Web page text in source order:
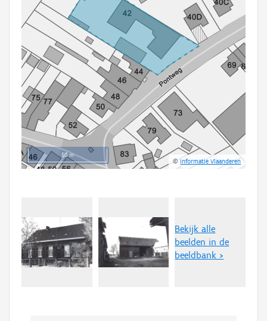
50 m
©Informatie Vlaanderen
Bekijk alle
beelden in de
beeldbank >